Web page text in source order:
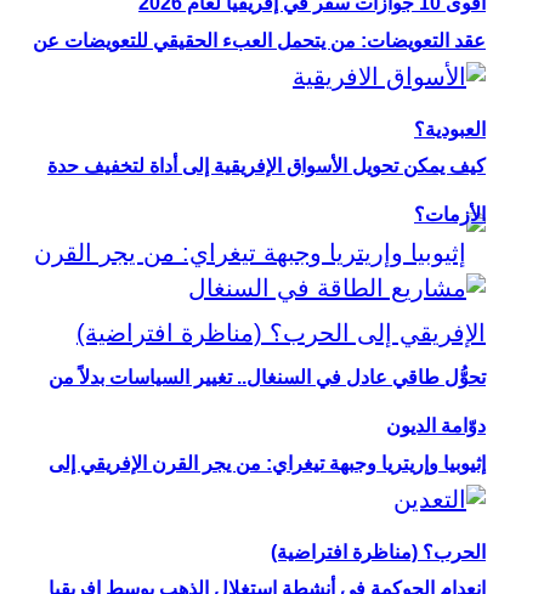
عقد التعويضات: من يتحمل العبء الحقيقي للتعويضات عن
العبودية؟
إثيوبيا وإريتريا وجبهة تيغراي: من يجر القرن الإفريقي إلى
الحرب؟ (مناظرة افتراضية)
كيف يمكن تحويل الأسواق الإفريقية إلى أداة لتخفيف حدة
الأزمات؟
تحوُّل طاقي عادل في السنغال.. تغيير السياسات بدلاً من
دوّامة الديون
انعدام الحوكمة في أنشطة استغلال الذهب بوسط إفريقيا